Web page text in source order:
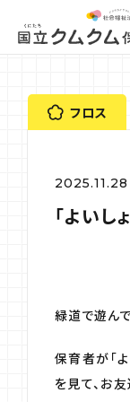
フロス
2025.11.28
「よいし
緑道で遊ん
保育者が「よ
を見て、お